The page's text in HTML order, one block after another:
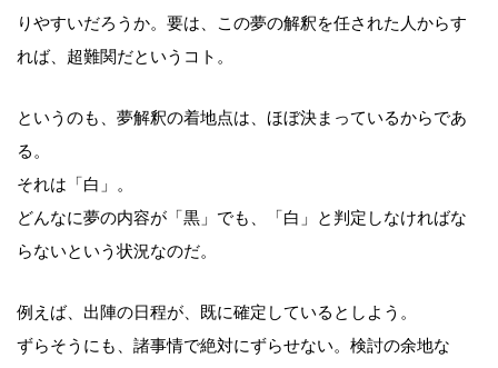
りやすいだろうか。要は、この夢の解釈を任された人からす
れば、超難関だというコト。
というのも、夢解釈の着地点は、ほぼ決まっているからであ
る。
それは「白」。
どんなに夢の内容が「黒」でも、「白」と判定しなければな
らないという状況なのだ。
例えば、出陣の日程が、既に確定しているとしよう。
ずらそうにも、諸事情で絶対にずらせない。検討の余地な